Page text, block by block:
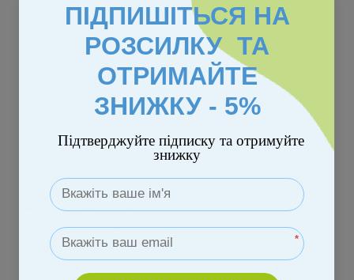
+380 73 816 8333
+380 66 816 8333
ПІДПИШІТЬСЯ НА
РОЗСИЛКУ ТА
ОТРИМАЙТЕ
ЗНИЖКУ - 5%
Підтверджуйте підписку та отримуйте
знижку
*